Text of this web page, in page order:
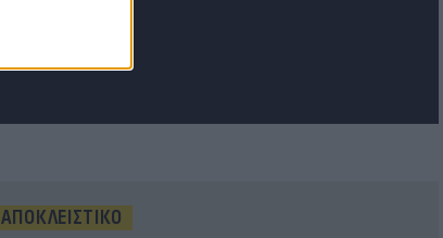
ΑΠΟΚΛΕΙΣΤΙΚΟ